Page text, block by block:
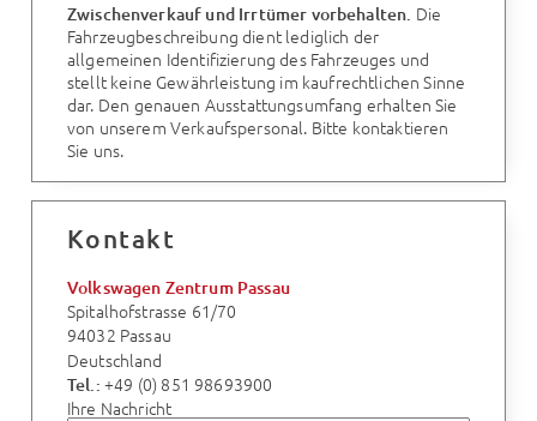
Zwischenverkauf und Irrtümer vorbehalten. Die
Fahrzeugbeschreibung dient lediglich der
allgemeinen Identifizierung des Fahrzeuges und
stellt keine Gewährleistung im kaufrechtlichen Sinne
dar. Den genauen Ausstattungsumfang erhalten Sie
von unserem Verkaufspersonal. Bitte kontaktieren
Sie uns.
Kontakt
Volkswagen Zentrum Passau
Spitalhofstrasse 61/70
94032 Passau
Deutschland
Tel.: +49 (0) 851 98693900
Ihre Nachricht